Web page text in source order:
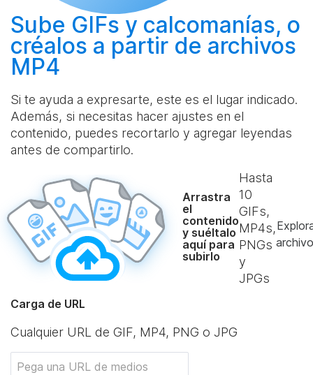
Sube GIFs y calcomanías, o
créalos a partir de archivos
MP4
Si te ayuda a expresarte, este es el lugar indicado.
Además, si necesitas hacer ajustes en el
contenido, puedes recortarlo y agregar leyendas
antes de compartirlo.
Arrastra
el
contenido
y suéltalo
aquí para
subirlo
Hasta
10
GIFs,
MP4s,
PNGs
y
JPGs
Carga de URL
Cualquier URL de GIF, MP4, PNG o JPG